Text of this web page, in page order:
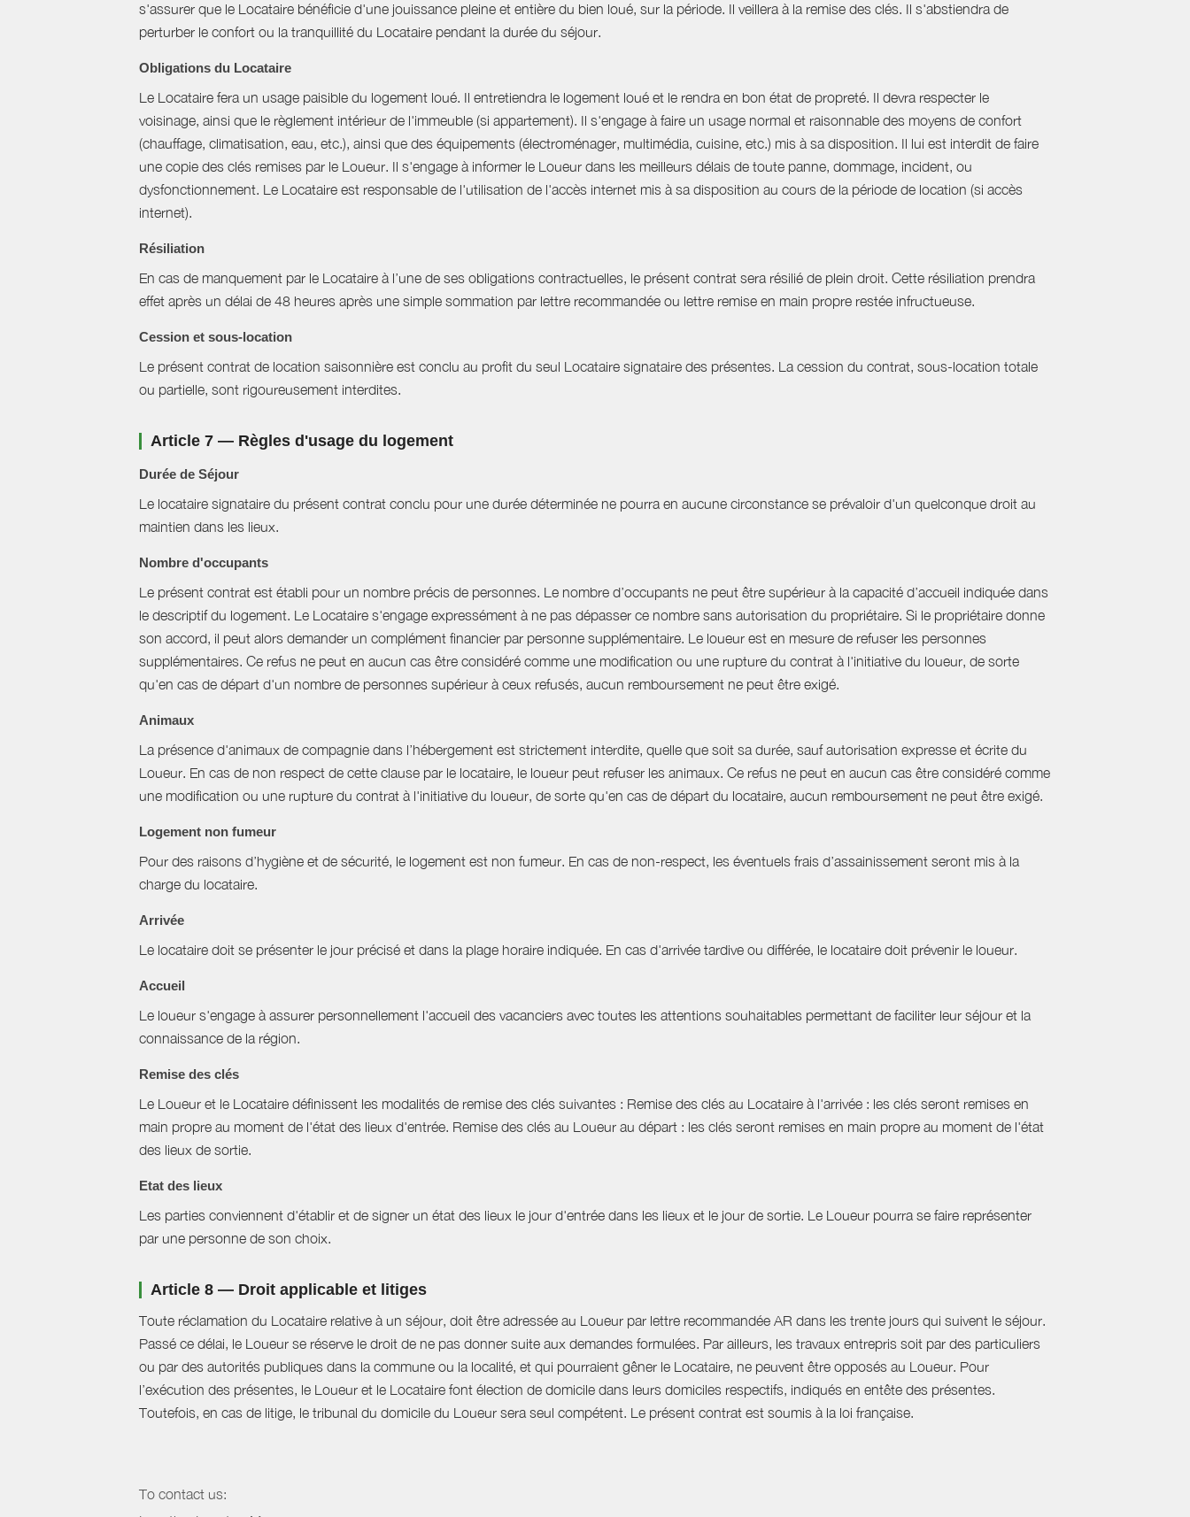
s'assurer que le Locataire bénéficie d'une jouissance pleine et entière du bien loué, sur la période. Il veillera à la remise des clés. Il s'abstiendra de
perturber le confort ou la tranquillité du Locataire pendant la durée du séjour.
Obligations du Locataire
Le Locataire fera un usage paisible du logement loué. Il entretiendra le logement loué et le rendra en bon état de propreté. Il devra respecter le
voisinage, ainsi que le règlement intérieur de l'immeuble (si appartement). Il s'engage à faire un usage normal et raisonnable des moyens de confort
(chauffage, climatisation, eau, etc.), ainsi que des équipements (électroménager, multimédia, cuisine, etc.) mis à sa disposition. Il lui est interdit de faire
une copie des clés remises par le Loueur. Il s'engage à informer le Loueur dans les meilleurs délais de toute panne, dommage, incident, ou
dysfonctionnement. Le Locataire est responsable de l'utilisation de l'accès internet mis à sa disposition au cours de la période de location (si accès
internet).
Résiliation
En cas de manquement par le Locataire à l’une de ses obligations contractuelles, le présent contrat sera résilié de plein droit. Cette résiliation prendra
effet après un délai de 48 heures après une simple sommation par lettre recommandée ou lettre remise en main propre restée infructueuse.
Cession et sous-location
Le présent contrat de location saisonnière est conclu au profit du seul Locataire signataire des présentes. La cession du contrat, sous-location totale
ou partielle, sont rigoureusement interdites.
Article 7 — Règles d'usage du logement
Durée de Séjour
Le locataire signataire du présent contrat conclu pour une durée déterminée ne pourra en aucune circonstance se prévaloir d'un quelconque droit au
maintien dans les lieux.
Nombre d'occupants
Le présent contrat est établi pour un nombre précis de personnes. Le nombre d’occupants ne peut être supérieur à la capacité d’accueil indiquée dans
le descriptif du logement. Le Locataire s'engage expressément à ne pas dépasser ce nombre sans autorisation du propriétaire. Si le propriétaire donne
son accord, il peut alors demander un complément financier par personne supplémentaire. Le loueur est en mesure de refuser les personnes
supplémentaires. Ce refus ne peut en aucun cas être considéré comme une modification ou une rupture du contrat à l'initiative du loueur, de sorte
qu'en cas de départ d'un nombre de personnes supérieur à ceux refusés, aucun remboursement ne peut être exigé.
Animaux
La présence d'animaux de compagnie dans l’hébergement est strictement interdite, quelle que soit sa durée, sauf autorisation expresse et écrite du
Loueur. En cas de non respect de cette clause par le locataire, le loueur peut refuser les animaux. Ce refus ne peut en aucun cas être considéré comme
une modification ou une rupture du contrat à l'initiative du loueur, de sorte qu'en cas de départ du locataire, aucun remboursement ne peut être exigé.
Logement non fumeur
Pour des raisons d’hygiène et de sécurité, le logement est non fumeur. En cas de non-respect, les éventuels frais d’assainissement seront mis à la
charge du locataire.
Arrivée
Le locataire doit se présenter le jour précisé et dans la plage horaire indiquée. En cas d'arrivée tardive ou différée, le locataire doit prévenir le loueur.
Accueil
Le loueur s'engage à assurer personnellement l'accueil des vacanciers avec toutes les attentions souhaitables permettant de faciliter leur séjour et la
connaissance de la région.
Remise des clés
Le Loueur et le Locataire définissent les modalités de remise des clés suivantes : Remise des clés au Locataire à l'arrivée : les clés seront remises en
main propre au moment de l'état des lieux d'entrée. Remise des clés au Loueur au départ : les clés seront remises en main propre au moment de l'état
des lieux de sortie.
Etat des lieux
Les parties conviennent d'établir et de signer un état des lieux le jour d'entrée dans les lieux et le jour de sortie. Le Loueur pourra se faire représenter
par une personne de son choix.
Article 8 — Droit applicable et litiges
Toute réclamation du Locataire relative à un séjour, doit être adressée au Loueur par lettre recommandée AR dans les trente jours qui suivent le séjour.
Passé ce délai, le Loueur se réserve le droit de ne pas donner suite aux demandes formulées. Par ailleurs, les travaux entrepris soit par des particuliers
ou par des autorités publiques dans la commune ou la localité, et qui pourraient gêner le Locataire, ne peuvent être opposés au Loueur. Pour
l’exécution des présentes, le Loueur et le Locataire font élection de domicile dans leurs domiciles respectifs, indiqués en entête des présentes.
Toutefois, en cas de litige, le tribunal du domicile du Loueur sera seul compétent. Le présent contrat est soumis à la loi française.
To contact us: